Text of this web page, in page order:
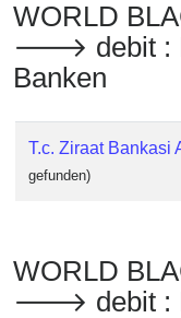
WORLD
🡒 debit :
Banken
T.c. Ziraat Bankasi
gefunden)
WORLD
🡒 debit :